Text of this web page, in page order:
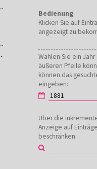
Frankfurt am Main.
Bedienung
Klicken Sie auf
angezeigt zu
Wählen Sie ein
äußeren Pfeile
können das
eingeben:
Über die
Anzeige auf
beschränken: